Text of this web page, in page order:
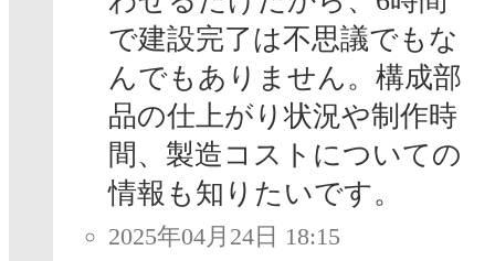
で建設完了は不思議でもな
んでもありません。構成部
品の仕上がり状況や制作時
間、製造コストについての
情報も知りたいです。
2025年04月24日 18:15